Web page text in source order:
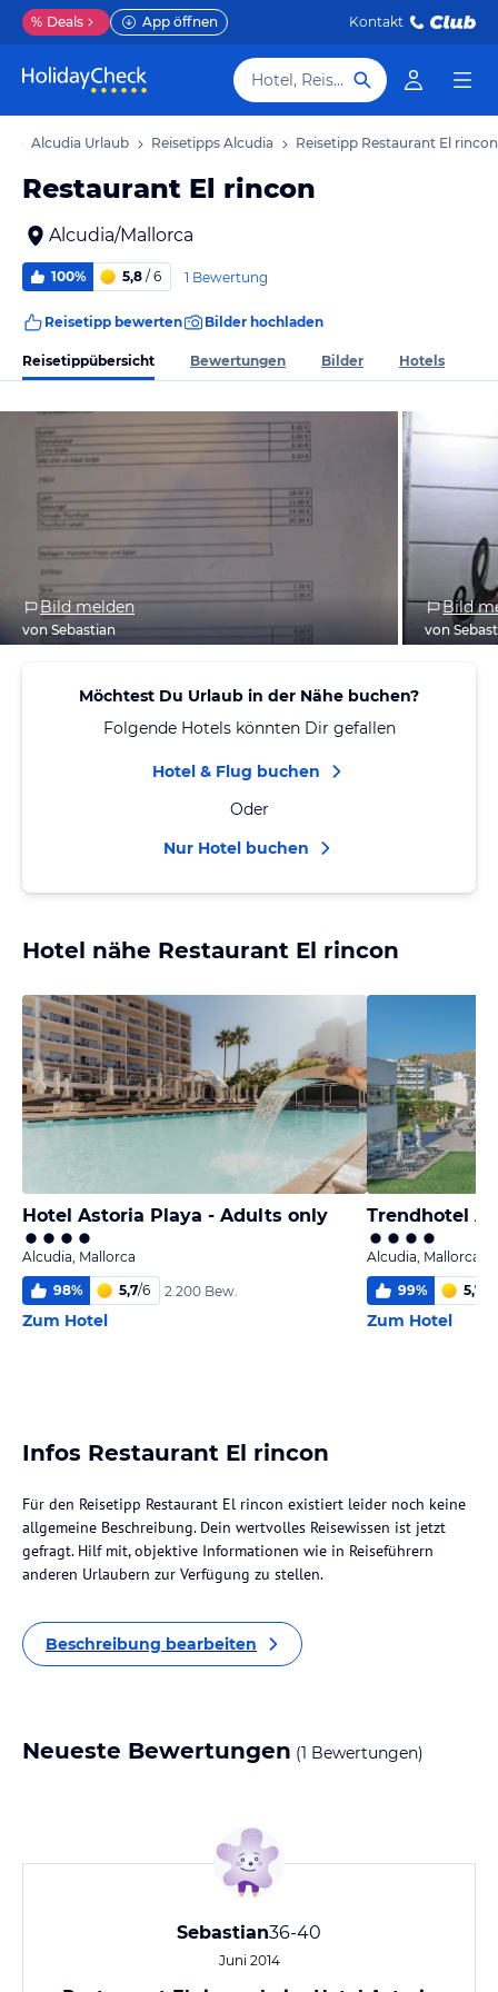
% Deals App öffnen Kontakt
Hotel, Reiseziel
Alcudia Urlaub Reisetipps Alcudia Reisetipp Restaurant El rincon
Restaurant El rincon
Alcudia/Mallorca
100% 5,8 / 6 1 Bewertung
Reisetipp bewerten Bilder hochladen
Reisetippübersicht Bewertungen Bilder Hotels
Bild melden
von Sebastian
Bild
von
Möchtest Du Urlaub in der Nähe buchen?
Folgende Hotels könnten Dir gefallen
Hotel & Flug buchen
Oder
Nur Hotel buchen
Hotel nähe Restaurant El rincon
Hotel Astoria Playa - Adults only
Alcudia, Mallorca
98% 5,7/6 2.200 Bew.
Zum Hotel
Trendhotel
Alcudia, Mallorca
99% 5,7
Zum Hotel
Infos Restaurant El rincon
Für den Reisetipp Restaurant El rincon existiert leider noch keine
allgemeine Beschreibung. Dein wertvolles Reisewissen ist jetzt
gefragt. Hilf mit, objektive Informationen wie in Reiseführern
anderen Urlaubern zur Verfügung zu stellen.
Beschreibung bearbeiten
Neueste Bewertungen (1 Bewertungen)
Sebastian36-40
Juni 2014